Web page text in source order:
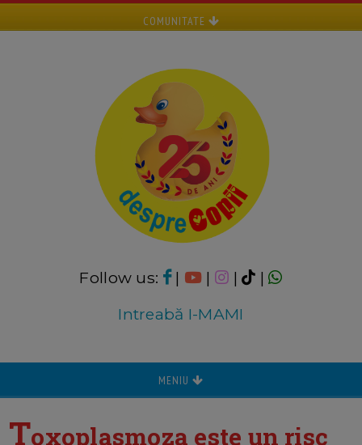
COMUNITATE
Follow us: | | |
|
Intreabă I-MAMI
MENIU
Toxoplasmoza este un risc